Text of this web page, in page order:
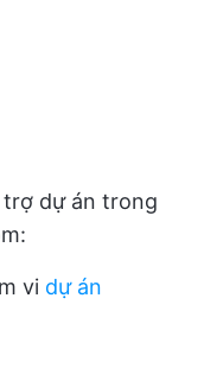
trợ dự án trong
vi dự án